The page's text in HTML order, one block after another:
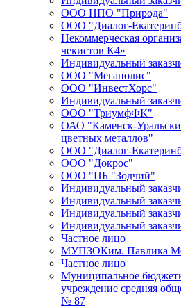
ООО НПО "Природа"
ООО "Диалог-
Некоммерческая
чекистов К4»
Индивидуальный
ООО "Мегаполис"
ООО "ИнвестХорс"
Индивидуальный
ООО "ТриумфФК"
ОАО "Каменск-
цветных металлов"
ООО "Диалог-
ООО "Докрос"
ООО "ПБ "Зодчий"
Индивидуальный
Индивидуальный
Индивидуальный
Индивидуальный
Частное лицо
МУПЗОКим. Павлика
Частное лицо
Муниципальное
учреждение средняя
№ 87